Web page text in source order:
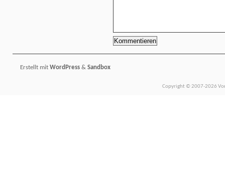
Erstellt mit WordPress & Sandbox
Copyright © 2007-2026